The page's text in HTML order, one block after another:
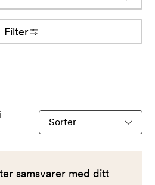
Filter
Sorter
produkter
samsvarer med ditt